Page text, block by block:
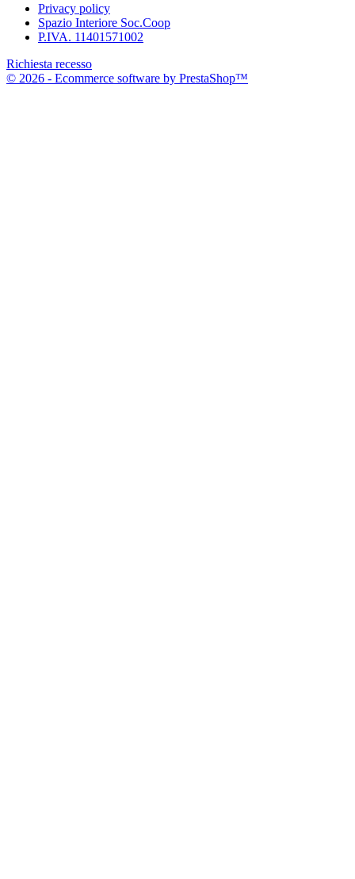
Privacy policy
Spazio Interiore Soc.Coop
P.IVA. 11401571002
Richiesta recesso
© 2026 - Ecommerce software by PrestaShop™